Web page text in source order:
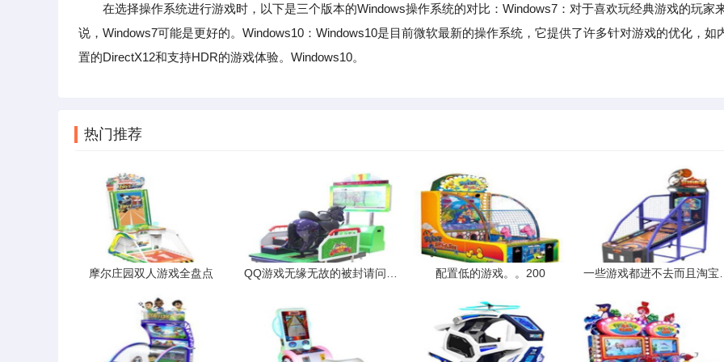
在选择操作系统进行游戏时，以下是三个版本的Windows操作系统的对比：Windows7：对于喜欢玩经典游戏的玩家
说，Windows7可能是更好的。Windows10：Windows10是目前微软最新的操作系统，它提供了许多针对游戏的优化，如
置的DirectX12和支持HDR的游戏体验。Windows10。
热门推荐
摩尔庄园双人游戏全盘点 配置低的游戏。。200